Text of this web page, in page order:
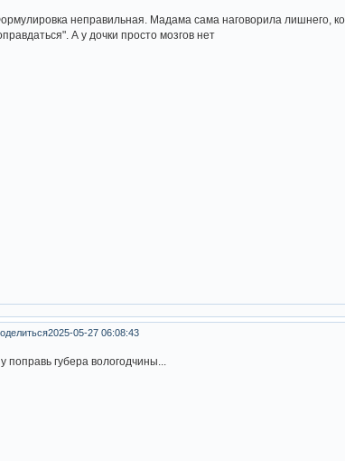
неправильная. Мадама сама наговорила лишнего,
А у дочки просто мозгов нет
2025-05-27 06:08:43
поправь губера вологодчины...